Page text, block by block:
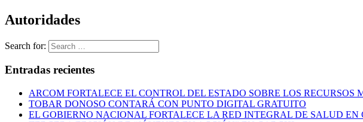
Autoridades
Search for:
Entradas recientes
ARCOM FORTALECE EL CONTROL DEL ESTADO SOBRE LOS RECURSOS
TOBAR DONOSO CONTARÁ CON PUNTO DIGITAL GRATUITO
EL GOBIERNO NACIONAL FORTALECE LA RED INTEGRAL DE SALUD